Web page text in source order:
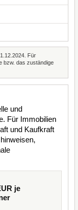
Für
bzw. das zuständige
und
Für Immobilien
und Kaufkraft
je